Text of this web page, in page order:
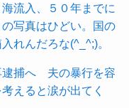
流入、５０年までに
写真はひどい。国の
れんだろな(^_^;)。
逮捕へ 夫の暴行を容
えると涙が出てく